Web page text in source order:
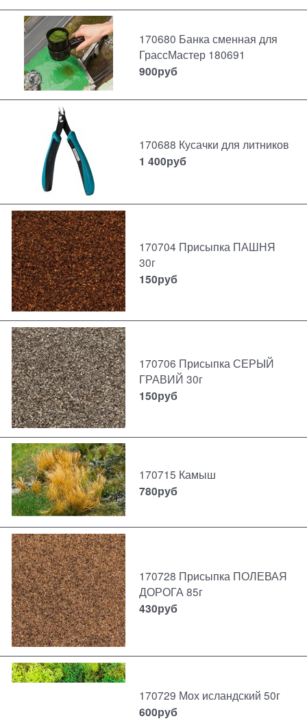
170680 Банка сменная для
ГрассМастер 180691
900руб
170688 Кусачки для литников
1 400руб
170704 Присыпка ПАШНЯ
30г
150руб
170706 Присыпка СЕРЫЙ
ГРАВИЙ 30г
150руб
170715 Камыш
780руб
170728 Присыпка ПОЛЕВАЯ
ДОРОГА 85г
430руб
170729 Мох исландский 50г
600руб